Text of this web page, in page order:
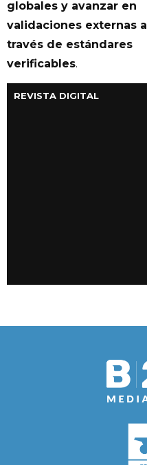
globales y avanzar en
validaciones externas a
través de estándares
verificables.
REVISTA DIGITAL